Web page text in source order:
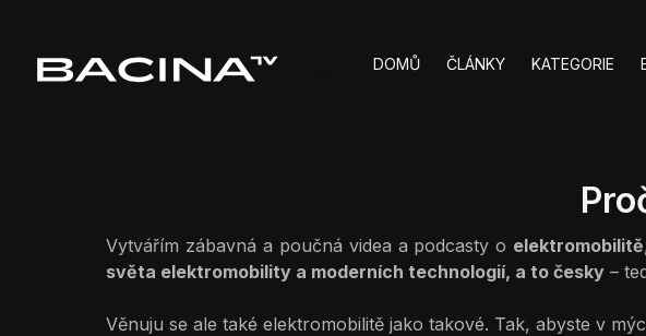
DOMŮ ČLÁNKY KATEGORIE
Vytvářím zábavná a poučná videa a podcasty o elektromobilitě
světa elektromobility a moderních technologií, a to česky –
Věnuju se ale také elektromobilitě jako takové. Tak, abyste v